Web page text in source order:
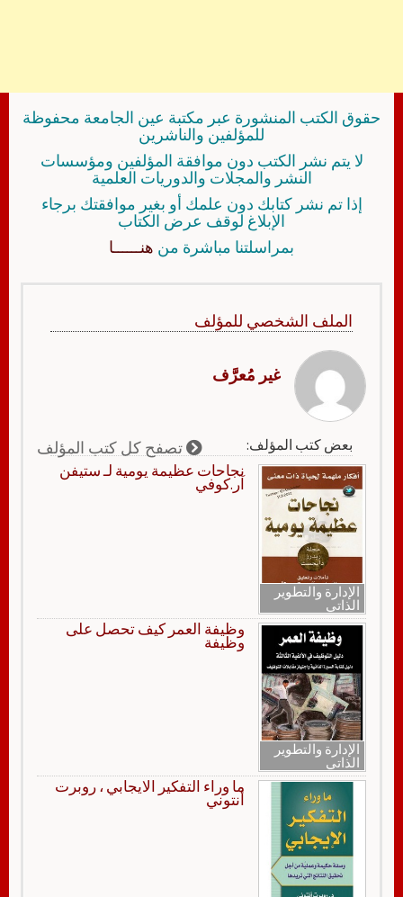
حقوق الكتب المنشورة عبر مكتبة عين الجامعة محفوظة
للمؤلفين والناشرين
لا يتم نشر الكتب دون موافقة المؤلفين ومؤسسات
النشر والمجلات والدوريات العلمية
إذا تم نشر كتابك دون علمك أو بغير موافقتك برجاء
الإبلاغ لوقف عرض الكتاب
بمراسلتنا مباشرة من هنــــــا
الملف الشخصي للمؤلف
غير مُعرَّف
بعض كتب المؤلف: تصفح كل كتب المؤلف
الإدارة والتطوير
الذاتي
نجاحات عظيمة يومية لـ ستيفن
آر.كوفي
الإدارة والتطوير
الذاتي
وظيفة العمر كيف تحصل على
وظيفة
ما وراء التفكير الايجابي ، روبرت
أنتوني